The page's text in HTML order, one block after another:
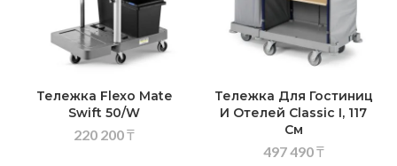
Тележка Flexo Mate
Swift 50/W
220 200₸
Тележка Для Гостиниц
И Отелей Classic I, 117
См
497 490₸